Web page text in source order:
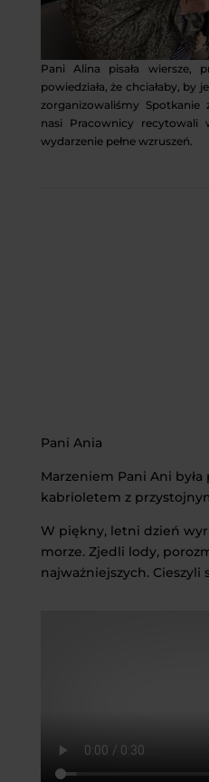
Pani Alina pisała wiersze,
powiedziała, że chciałaby, by
zorganizowaliśmy
nasi Pracownicy recytowali
wydarzenie pełne wzruszeń.
Pani Ania
Marzeniem Pani Ani była
kabrioletem z
W piękny, letni dzień
morze. Zjedli lody,
najważniejszych. Cieszyli